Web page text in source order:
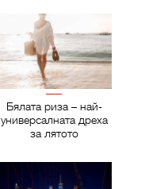
Бялата риза – най-
универсалната дреха
за лятото